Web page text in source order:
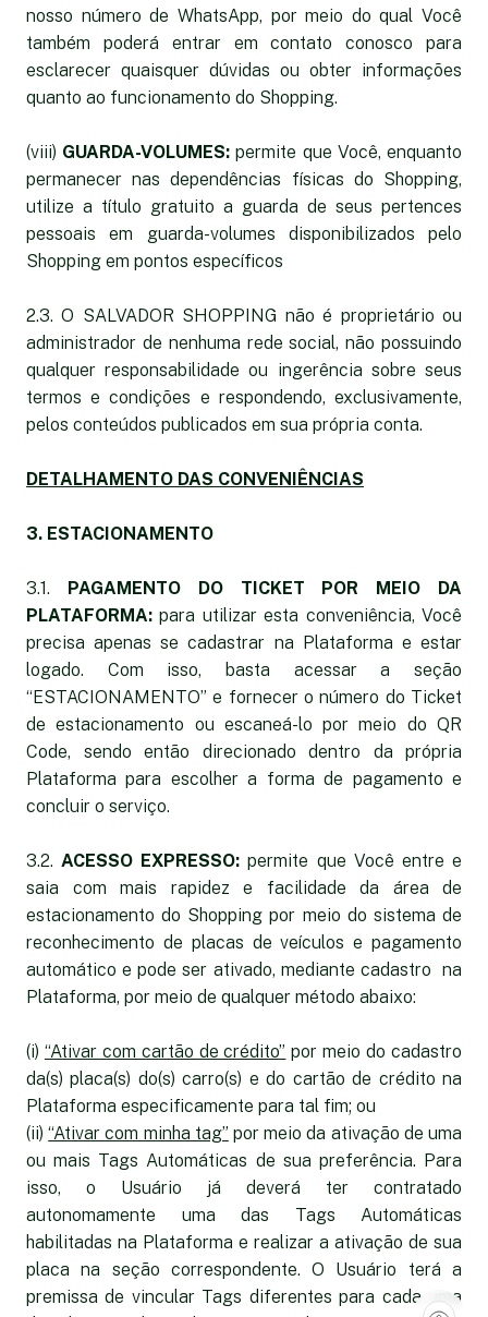
nosso número de WhatsApp, por meio do qual Você
também poderá entrar em contato conosco para
esclarecer quaisquer dúvidas ou obter informações
quanto ao funcionamento do Shopping.
(viii) GUARDA-VOLUMES: permite que Você, enquanto
permanecer nas dependências físicas do Shopping,
utilize a título gratuito a guarda de seus pertences
pessoais em guarda-volumes disponibilizados pelo
Shopping em pontos específicos
2.3. O SALVADOR SHOPPING não é proprietário ou
administrador de nenhuma rede social, não possuindo
qualquer responsabilidade ou ingerência sobre seus
termos e condições e respondendo, exclusivamente,
pelos conteúdos publicados em sua própria conta.
DETALHAMENTO DAS CONVENIÊNCIAS
3. ESTACIONAMENTO
3.1. PAGAMENTO DO TICKET POR MEIO DA
PLATAFORMA: para utilizar esta conveniência, Você
precisa apenas se cadastrar na Plataforma e estar
logado. Com isso, basta acessar a seção
“ESTACIONAMENTO” e fornecer o número do Ticket
de estacionamento ou escaneá-lo por meio do QR
Code, sendo então direcionado dentro da própria
Plataforma para escolher a forma de pagamento e
concluir o serviço.
3.2.ACESSO EXPRESSO: permite que Você entre e
saia com mais rapidez e facilidade da área de
estacionamento do Shopping por meio do sistema de
reconhecimento de placas de veículos e pagamento
automático e pode ser ativado, mediante cadastro na
Plataforma, por meio de qualquer método abaixo:
(i) “Ativar com cartão de crédito” por meio do cadastro
da(s) placa(s) do(s) carro(s) e do cartão de crédito na
Plataforma especificamente para tal fim; ou
(ii)“Ativar com minha tag” por meio da ativação de uma
ou mais Tags Automáticas de sua preferência. Para
isso, o Usuário já deverá ter contratado
autonomamente uma das Tags Automáticas
habilitadas na Plataforma e realizar a ativação de sua
placa na seção correspondente. O Usuário terá a
premissa de vincular Tags diferentes para cada uma